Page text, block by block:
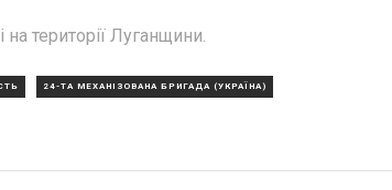
території Луганщини.
24-ТА МЕХАНІЗОВАНА БРИГАДА (УКРАЇНА)